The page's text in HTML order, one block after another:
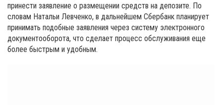
принести заявление о размещении средств на депозите. По
словам Натальи Левченко, в дальнейшем Сбербанк планирует
принимать подобные заявления через систему электронного
документооборота, что сделает процесс обслуживания еще
более быстрым и удобным.